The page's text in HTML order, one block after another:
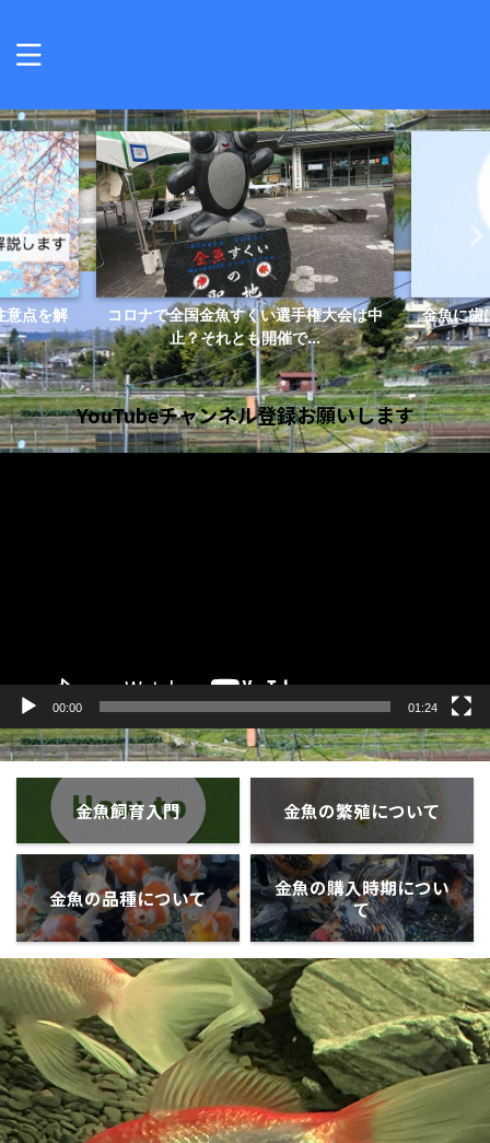
意点を解
コロナで全国金魚すくい選手権大会は中
止？それとも開催で...
金魚に歯
YouTubeチャンネル登録お願いします
00:00 01:24
金魚飼育入門 金魚の繁殖について
金魚の品種について
金魚の購入時期につい
て